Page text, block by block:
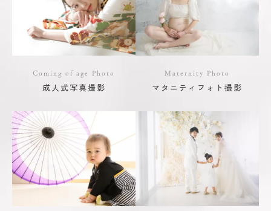
Coming of age Photo
成人式写真撮影
Maternity Photo
マタニティフォト撮影